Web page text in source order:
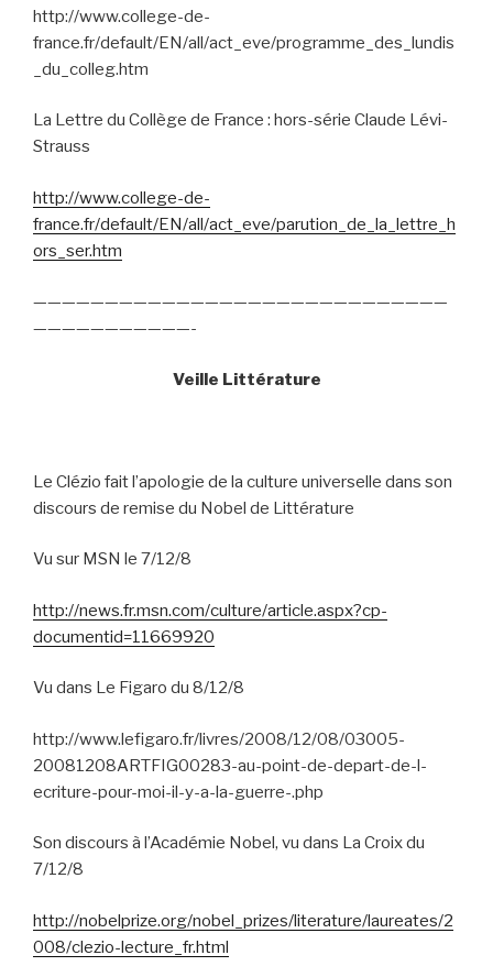
http://www.college-de-
france.fr/default/EN/all/act_eve/programme_des_lundis
_du_colleg.htm
La Lettre du Collège de France : hors-série Claude Lévi-
Strauss
http://www.college-de-
france.fr/default/EN/all/act_eve/parution_de_la_lettre_h
ors_ser.htm
—————————————————————————————
———————————-
Veille Littérature
Le Clézio fait l’apologie de la culture universelle dans son
discours de remise du Nobel de Littérature
Vu sur MSN le 7/12/8
http://news.fr.msn.com/culture/article.aspx?cp-
documentid=11669920
Vu dans Le Figaro du 8/12/8
http://www.lefigaro.fr/livres/2008/12/08/03005-
20081208ARTFIG00283-au-point-de-depart-de-l-
ecriture-pour-moi-il-y-a-la-guerre-.php
Son discours à l’Académie Nobel, vu dans La Croix du
7/12/8
http://nobelprize.org/nobel_prizes/literature/laureates/2
008/clezio-lecture_fr.html